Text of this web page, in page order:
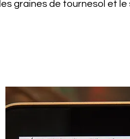
graines de tournesol et le